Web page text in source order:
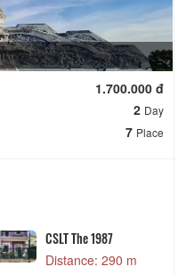
1.700.000 đ
2 Day
7 Place
CSLT The 1987
Distance: 290 m